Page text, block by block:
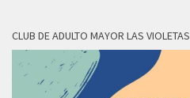
CLUB DE ADULTO MAYOR LAS VIOLETAS